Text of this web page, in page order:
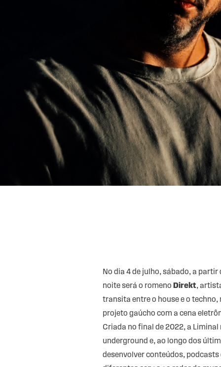
No dia 4 de julho, sábado, a partir
noite será o romeno Direkt,
transita entre o house e o
projeto gaúcho com a cena
Criada no final de 2022, a
underground e, ao longo dos
desenvolver conteúdos,